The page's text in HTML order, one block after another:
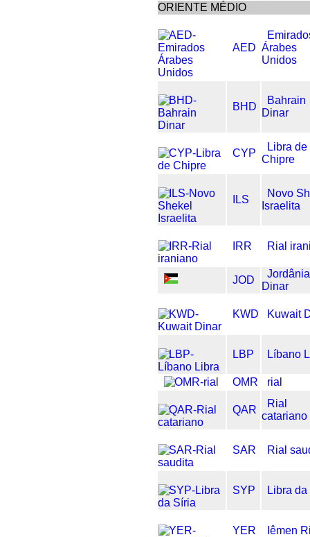
ORIENTE MÉDIO
AED Árabes
Unidos
BHD
Bahrain
Dinar
CYP
Libra de
Chipre
ILS
Novo
Israelita
IRR Rial
JOD
Jordânia
Dinar
KWD Kuwait
LBP Líbano
OMR rial
QAR
Rial
catariano
SAR Rial
SYP Libra
YER Iêmen